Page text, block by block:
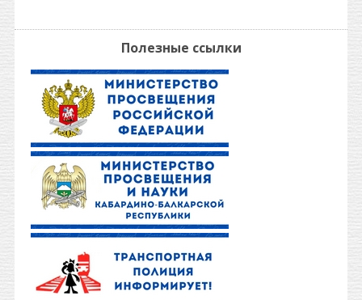
Полезные ссылки